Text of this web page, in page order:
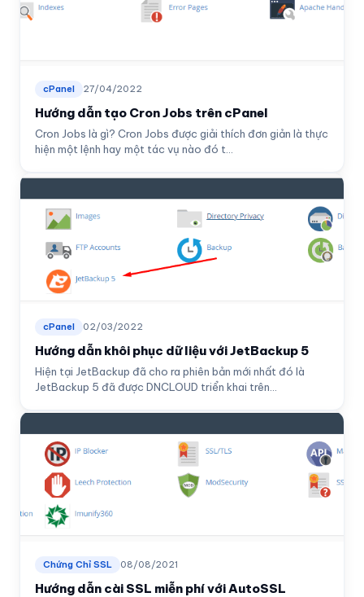
cPanel 27/04/2022
Hướng dẫn tạo Cron Jobs trên cPanel
Cron Jobs là gì? Cron Jobs được giải thích đơn giản là thực
hiện một lệnh hay một tác vụ nào đó t...
cPanel 02/03/2022
Hướng dẫn khôi phục dữ liệu với JetBackup 5
Hiện tại JetBackup đã cho ra phiên bản mới nhất đó là
JetBackup 5 đã được DNCLOUD triển khai trên...
Chứng Chỉ SSL 08/08/2021
Hướng dẫn cài SSL miễn phí với AutoSSL